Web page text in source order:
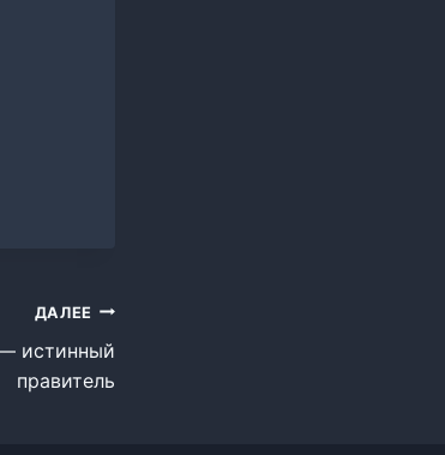
ДАЛЕЕ
истинный
правитель